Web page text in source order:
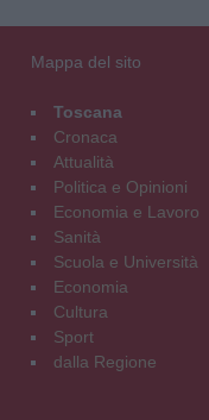
Mappa del sito
Toscana
Cronaca
Attualità
Politica e Opinioni
Economia e Lavoro
Sanità
Scuola e Università
Economia
Cultura
Sport
dalla Regione